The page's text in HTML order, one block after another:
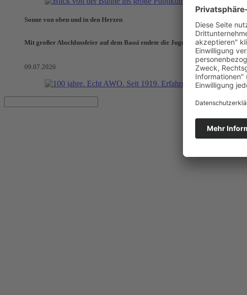
Sonne von oben und in den Herzen
Mit großer Abschlussfeier auf dem Bassi endete die Jugendaktionswoche
09.07.2026
Danke für ehrenamtliches